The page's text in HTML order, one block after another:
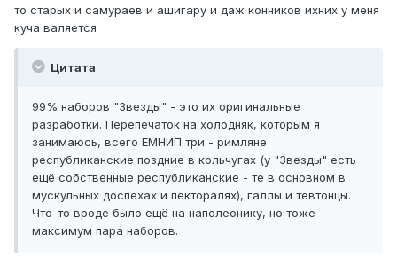
то старых и самураев и ашигару и даж конников ихних у меня
куча валяется
Цитата
99% наборов "Звезды" - это их оригинальные
разработки. Перепечаток на холодняк, которым я
занимаюсь, всего ЕМНИП три - римляне
республиканские поздние в кольчугах (у "Звезды" есть
ещё собственные республиканские - те в основном в
мускульных доспехах и пекторалях), галлы и тевтонцы.
Что-то вроде было ещё на наполеонику, но тоже
максимум пара наборов.